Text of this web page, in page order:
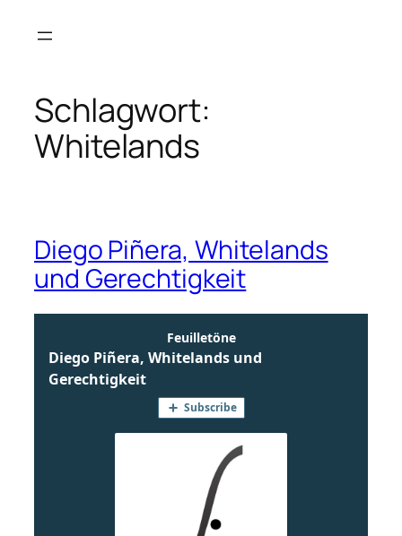
Inhalt
Schlagwort:
Whitelands
Diego Piñera, Whitelands
und Gerechtigkeit